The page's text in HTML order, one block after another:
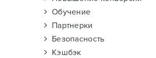
Обучение
Партнерки
Безопасность
Кэшбэк